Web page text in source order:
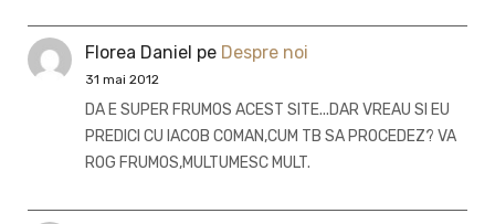
Florea Daniel pe Despre noi
31 mai 2012
DA E SUPER FRUMOS ACEST SITE...DAR VREAU SI EU
PREDICI CU IACOB COMAN,CUM TB SA PROCEDEZ? VA
ROG FRUMOS,MULTUMESC MULT.